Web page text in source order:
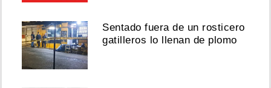
Sentado fuera de un rosticero
gatilleros lo llenan de plomo